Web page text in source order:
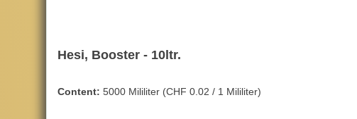
Hesi, Booster - 10ltr.
Content: 5000 Mililiter (CHF 0.02 / 1 Mililiter)